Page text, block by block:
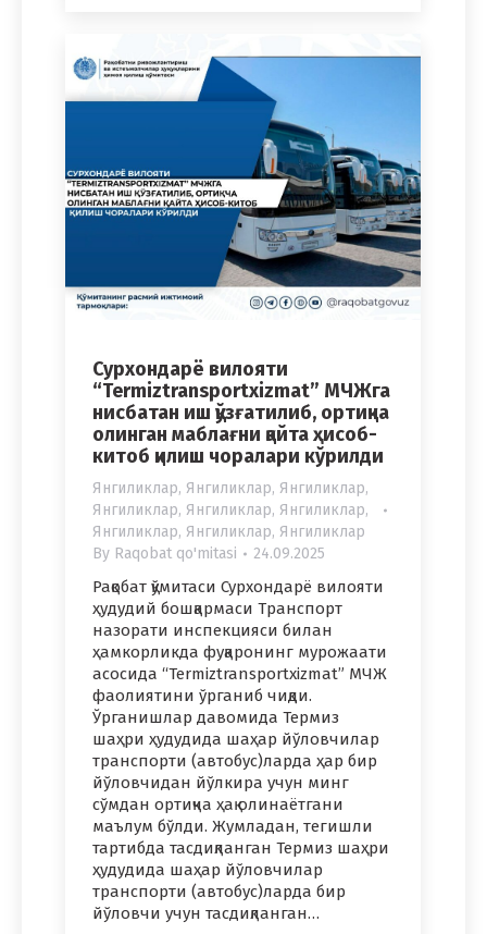
Сурхондарё вилояти
“Termiztransportxizmat” МЧЖга
нисбатан иш қўзғатилиб, ортиқча
олинган маблағни қайта ҳисоб-
китоб қилиш чоралари кўрилди
Янгиликлар, Янгиликлар, Янгиликлар,
Янгиликлар, Янгиликлар, Янгиликлар,
Янгиликлар, Янгиликлар, Янгиликлар
By Raqobat qo'mitasi 24.09.2025
Рақобат қўмитаси Сурхондарё вилояти
ҳудудий бошқармаси Транспорт
назорати инспекцияси билан
ҳамкорликда фуқаронинг мурожаати
асосида “Termiztransportxizmat” МЧЖ
фаолиятини ўрганиб чиқди.
Ўрганишлар давомида Термиз
шаҳри ҳудудида шаҳар йўловчилар
транспорти (автобус)ларда ҳар бир
йўловчидан йўлкира учун минг
сўмдан ортиқча ҳақ олинаётгани
маълум бўлди. Жумладан, тегишли
тартибда тасдиқланган Термиз шаҳри
ҳудудида шаҳар йўловчилар
транспорти (автобус)ларда бир
йўловчи учун тасдиқланган…